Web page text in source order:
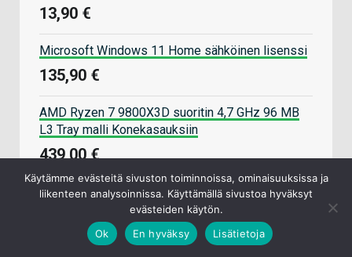
13,90 €
Microsoft Windows 11 Home sähköinen lisenssi
135,90 €
AMD Ryzen 7 9800X3D suoritin 4,7 GHz 96 MB
L3 Tray malli Konekasauksiin
439,00 €
ARCTIC MX-6 8g Lämpötahna
Käytämme evästeitä sivuston toiminnoissa, ominaisuuksissa ja
liikenteen analysoinnissa. Käyttämällä sivustoa hyväksyt
evästeiden käytön.
Ok
En hyväksy Lisätietoja